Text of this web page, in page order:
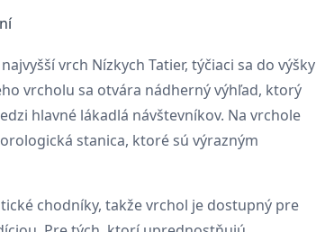
vrch Nízkych Tatier, týčiaci sa do výšky
vrcholu sa otvára nádherný výhľad, ktorý
hlavné lákadlá návštevníkov. Na vrchole
stanica, ktoré sú výrazným
chodníky, takže vrchol je dostupný pre